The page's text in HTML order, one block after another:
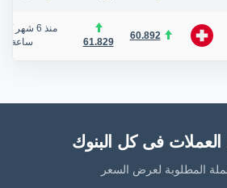
60.892
61.829
منذ 6 شهر
/
ساعة
العملات فى كل البنوك
المطلوبة لعرض السعر